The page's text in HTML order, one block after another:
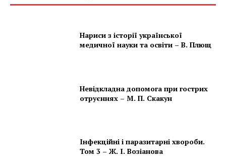
Нариси з історії української
медичної науки та освіти – В. Плющ
Невідкладна допомога при гострих
отруєннях – М. П. Скакун
Інфекційні і паразитарні хвороби.
Том 3 – Ж. І. Возіанова